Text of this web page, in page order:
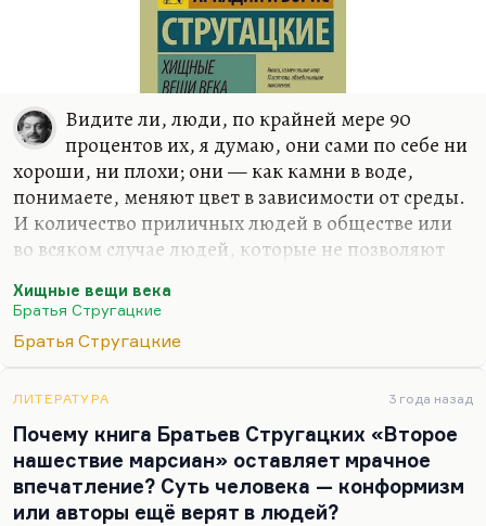
Видите ли, люди, по крайней мере 90
процентов их, я думаю, они сами по себе ни
хороши, ни плохи; они — как камни в воде,
понимаете, меняют цвет в зависимости от среды.
И количество приличных людей в обществе или
во всяком случае людей, которые не позволяют
удовольствия, назовем это так, их количество
меняется. Оно очень зависимо. И особенно в
России оно очень зависимо от среды, потому что
недостаточно прочны. И одни и те же люди в
семидесятые годы ведут себя совершенно по-
обывательски, в восьмидесятые становятся
политическими активистами и демократами, в
девяностые резко мигрируют в сторону…
Хищные вещи века
Братья Стругацкие
Братья Стругацкие
ЛИТЕРАТУРА 3 года назад
Почему книга Братьев Стругацких «Второе
нашествие марсиан» оставляет мрачное
впечатление? Суть человека — конформизм
или авторы ещё верят в людей?